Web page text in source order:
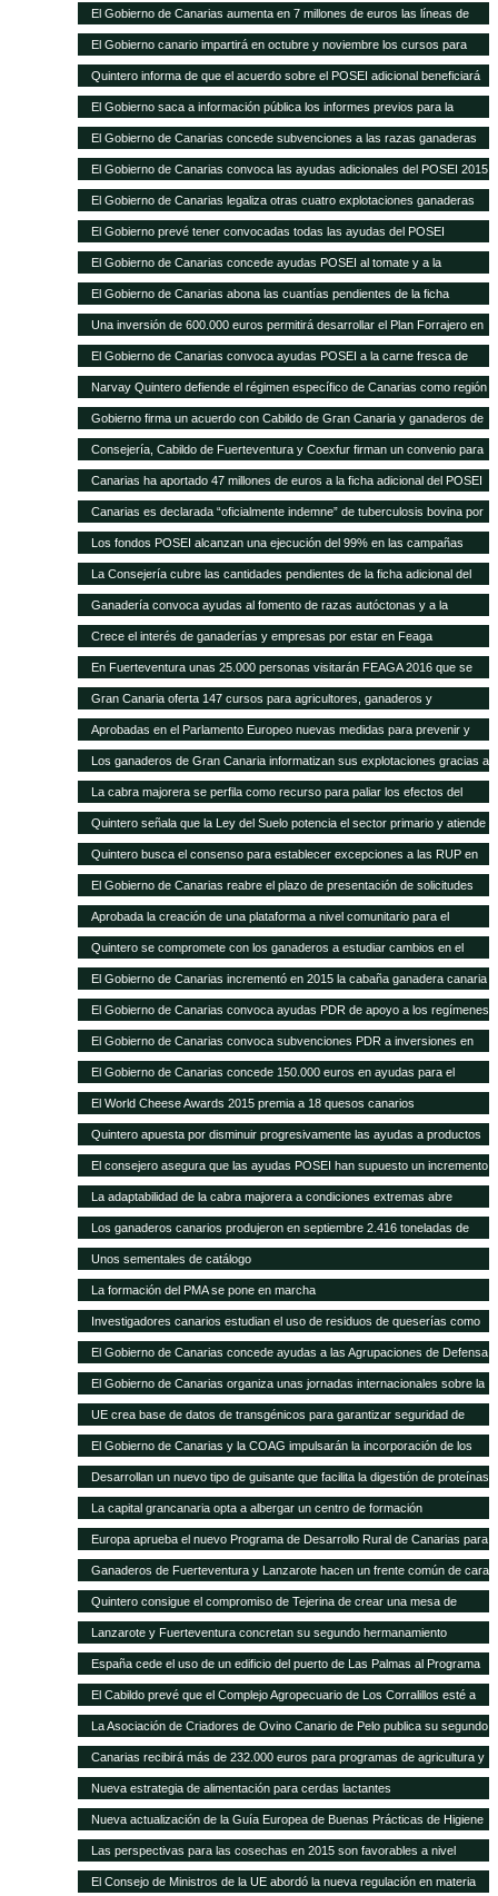
Sanitaria Ganadera por 300.000 euros
El Gobierno de Canarias aumenta en 7 millones de euros las líneas de
ayudas a comercialización y producción agrícola y ganadera
El Gobierno canario impartirá en octubre y noviembre los cursos para
obtener el certificado obligatorio para transporte animal
Quintero informa de que el acuerdo sobre el POSEI adicional beneficiará
a unos 4.800 agricultores y ganaderos de las Islas
El Gobierno saca a información pública los informes previos para la
legalización de otras 28 explotaciones ganaderas
El Gobierno de Canarias concede subvenciones a las razas ganaderas
autóctonas por importe de casi 200.000 euros
El Gobierno de Canarias convoca las ayudas adicionales del POSEI 2015
El Gobierno de Canarias legaliza otras cuatro explotaciones ganaderas
El Gobierno prevé tener convocadas todas las ayudas del POSEI
adicional, excepto 2011, antes de que termine el año
El Gobierno de Canarias concede ayudas POSEI al tomate y a la
industria láctea que emplea leche local por 3,7 millones de euros
El Gobierno de Canarias abona las cuantías pendientes de la ficha
adicional del POSEI 2014
Una inversión de 600.000 euros permitirá desarrollar el Plan Forrajero en
la isla de La Palma
El Gobierno de Canarias convoca ayudas POSEI a la carne fresca de
origen local por 2,28 millones de euros
Narvay Quintero defiende el régimen específico de Canarias como región
ultraperiférica en la estrategia española de negociación de la Política
Agraria Común El consejero de Agricultura del Gobierno de Canarias
participó ayer en Madrid en la Conferencia Sectorial de Agricultura y
Desarrollo Rural
Gobierno firma un acuerdo con Cabildo de Gran Canaria y ganaderos de
la isla para aumentar la producción de forraje para el ganado El consejero
de Agricultura, Ganadería, Pesca y Aguas, Narvay Quintero, explicó que
este plan quiere dar estabilidad a los ganaderos y una mejor alimentación
a la cabaña existente
Consejería, Cabildo de Fuerteventura y Coexfur firman un convenio para
poner en marcha el Plan Forrajero con un presupuesto de 600.000 euros
El consejero de Agricultura, Ganadería, Pesca y Aguas, Narvay Quintero,
explicó que este plan permitirá a los ganaderos de la isla depender menos
de la importación de insumos
Canarias ha aportado 47 millones de euros a la ficha adicional del POSEI
Quintero analiza con el Ministerio la mejor forma de abono de la campaña
2011, después de que se pague la cantidad relativa a 2015
Canarias es declarada “oficialmente indemne” de tuberculosis bovina por
la UE El consejero, Narvay Quintero, y el director de Ganadería, David de
Vera, informaron hoy en rueda de prensa de las actuaciones
desarrolladas por este departamento para alcanzar este logro
Los fondos POSEI alcanzan una ejecución del 99% en las campañas
2014 y 2015 Quintero destaca en el Parlamento que la Consejería de
Agricultura del Gobierno de Canarias ha recibido felicitaciones por parte
de la UE por estas cifras y la positiva repercusión del programa en el
sector primario canario
La Consejería cubre las cantidades pendientes de la ficha adicional del
POSEI de 2014 tras incrementar la dotación presupuestaria propia El
consejero de Agricultura, Ganadería, Pesca y Aguas, Narvay Quintero,
espera que las transferencias acordadas con el Estado se cumplan para
empezar a convocar las ayudas de 2015
Ganadería convoca ayudas al fomento de razas autóctonas y a la
producción y comercialización de productos de la apicultura
Crece el interés de ganaderías y empresas por estar en Feaga
En Fuerteventura unas 25.000 personas visitarán FEAGA 2016 que se
celebra del 21 al 24 de abril
Gran Canaria oferta 147 cursos para agricultores, ganaderos y
pescadores
Aprobadas en el Parlamento Europeo nuevas medidas para prevenir y
frenar las enfermedades animales
Los ganaderos de Gran Canaria informatizan sus explotaciones gracias a
una pionera aplicación gratuita del Cabildo
La cabra majorera se perfila como recurso para paliar los efectos del
cambio climático
Quintero señala que la Ley del Suelo potencia el sector primario y atiende
sus demandas
Quintero busca el consenso para establecer excepciones a las RUP en
los tratados internacionales
El Gobierno de Canarias reabre el plazo de presentación de solicitudes
para acogerse a las subvenciones a inversiones del PDR
Aprobada la creación de una plataforma a nivel comunitario para el
fomento del bienestar animal
Quintero se compromete con los ganaderos a estudiar cambios en el
POSEI
El Gobierno de Canarias incrementó en 2015 la cabaña ganadera canaria
con 1.297 novillas de otras ganaderías, a través de ayudas POSEI
El Gobierno de Canarias convoca ayudas PDR de apoyo a los regímenes
de calidad por valor de 353.000 euros
El Gobierno de Canarias convoca subvenciones PDR a inversiones en
explotaciones agrarias por 11 millones de euros
El Gobierno de Canarias concede 150.000 euros en ayudas para el
fomento de razas ganaderas autóctonas
El World Cheese Awards 2015 premia a 18 quesos canarios
Quintero apuesta por disminuir progresivamente las ayudas a productos
importados en favor de las producciones locales
El consejero asegura que las ayudas POSEI han supuesto un incremento
del empleo y del asociacionismo
La adaptabilidad de la cabra majorera a condiciones extremas abre
nuevas vías de intercambio para el caprino canario
Los ganaderos canarios produjeron en septiembre 2.416 toneladas de
leche
Unos sementales de catálogo
La formación del PMA se pone en marcha
Investigadores canarios estudian el uso de residuos de queserías como
alimento para el caprino
El Gobierno de Canarias concede ayudas a las Agrupaciones de Defensa
Sanitaria Ganadera por valor de 300.000 euros
El Gobierno de Canarias organiza unas jornadas internacionales sobre la
ganadería como herramienta para el desarrollo en zonas áridas
UE crea base de datos de transgénicos para garantizar seguridad de
piensos
El Gobierno de Canarias y la COAG impulsarán la incorporación de los
jóvenes en el sector primario
Desarrollan un nuevo tipo de guisante que facilita la digestión de proteínas
La capital grancanaria opta a albergar un centro de formación
internacional del Programa Mundial de Alimentos
Europa aprueba el nuevo Programa de Desarrollo Rural de Canarias para
2014-2020
Ganaderos de Fuerteventura y Lanzarote hacen un frente común de cara
a la modificación del POSEI-2016
Quintero consigue el compromiso de Tejerina de crear una mesa de
trabajo para analizar la ficha adicional del POSEI
Lanzarote y Fuerteventura concretan su segundo hermanamiento
ganadero
España cede el uso de un edificio del puerto de Las Palmas al Programa
Mundial de Alimentos
El Cabildo prevé que el Complejo Agropecuario de Los Corralillos esté a
pleno rendimiento en un año
La Asociación de Criadores de Ovino Canario de Pelo publica su segundo
Catálogo de Sementales
Canarias recibirá más de 232.000 euros para programas de agricultura y
ganadería
Nueva estrategia de alimentación para cerdas lactantes
Nueva actualización de la Guía Europea de Buenas Prácticas de Higiene
para cereales y oleaginosas
Las perspectivas para las cosechas en 2015 son favorables a nivel
mundial, pero persisten puntos críticos de inseguridad alimentaria
El Consejo de Ministros de la UE abordó la nueva regulación en materia